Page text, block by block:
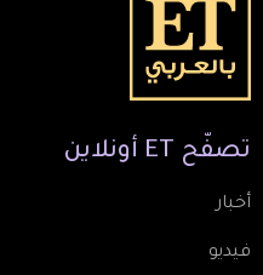
تصفّح ET أونلاين
أخبار
فيديو